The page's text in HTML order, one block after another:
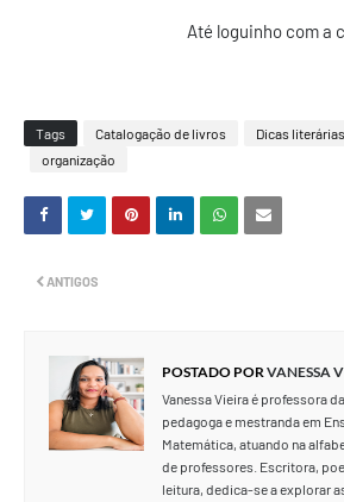
Até loguinho com a
Tags Catalogação de livros Dicas literárias
organização
ANTIGOS
POSTADO PORVANESSA
Vanessa Vieira é professora
pedagoga e mestranda em
Matemática, atuando na
de professores. Escritora,
leitura, dedica-se a explorar